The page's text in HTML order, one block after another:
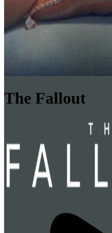
The Fallout